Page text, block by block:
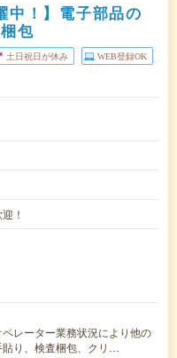
中！】電子部品の
包
土日祝日が休み WEB登録OK
！
レーター業務状況により他の
貼り、検査梱包、クリ…